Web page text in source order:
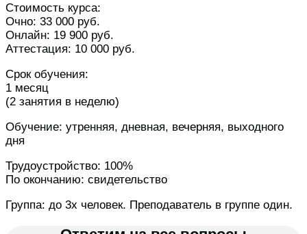
Стоимость курса:
Очно: 33 000 руб.
Онлайн: 19 900 руб.
Аттестация: 10 000 руб.
Срок обучения:
1 месяц
(2 занятия в неделю)
Обучение: утренняя, дневная, вечерняя, выходного
дня
Трудоустройство: 100%
По окончанию: свидетельство
Группа: до 3х человек. Преподаватель в группе один.